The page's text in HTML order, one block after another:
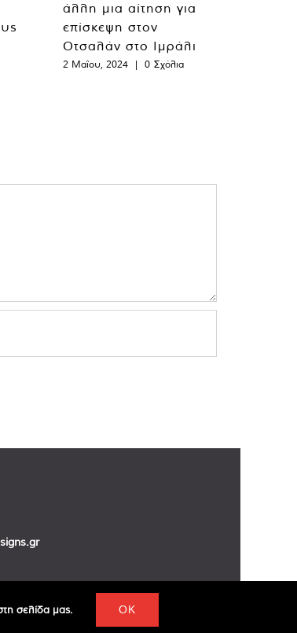
άλλη μια αίτηση για
επίσκεψη στον
Οτσαλάν στο Ιμράλι
2 Μαΐου, 2024 | 0 Σχόλια
σελίδα μας. OK